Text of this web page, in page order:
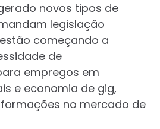
novos tipos de
legislação
começando a
de
empregos em
e economia de gig,
no mercado de